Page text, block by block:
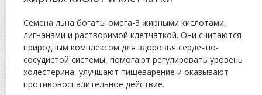
Семена льна богаты омега-3 жирными кислотами,
лигнанами и растворимой клетчаткой. Они считаются
природным комплексом для здоровья сердечно-
сосудистой системы, помогают регулировать уровень
холестерина, улучшают пищеварение и оказывают
противовоспалительное действие.